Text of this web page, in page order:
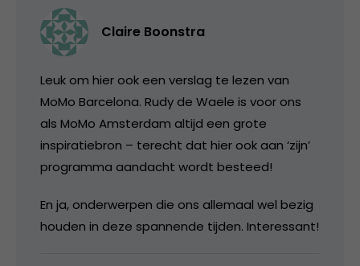
Claire Boonstra
Leuk om hier ook een verslag te lezen van
MoMo Barcelona. Rudy de Waele is voor ons
als MoMo Amsterdam altijd een grote
inspiratiebron – terecht dat hier ook aan ‘zijn’
programma aandacht wordt besteed!
En ja, onderwerpen die ons allemaal wel bezig
houden in deze spannende tijden. Interessant!